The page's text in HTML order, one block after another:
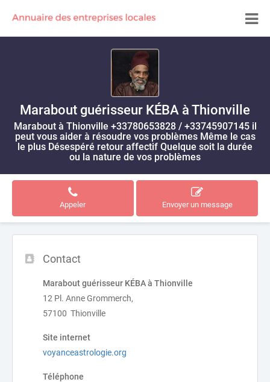
Marabout guérisseur KÉBA à Thionville
Marabout à Thionville +33780653828 / +33745907145 il
peut vous aider à résoudre vos problèmes Même le cas
le plus Désespéré retour affectif Quelque soit la durée
ou la nature de vos problèmes
Appeler Envoyer un message
Contact
Marabout guérisseur KÉBA à Thionville
12 Pl. Anne Grommerch,
57100 Thionville
Site internet
voyanceastrologie.org
Téléphone